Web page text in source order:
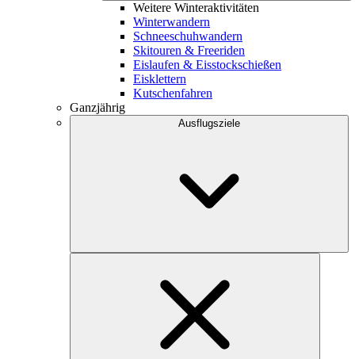
Weitere Winteraktivitäten
Winterwandern
Schneeschuhwandern
Skitouren & Freeriden
Eislaufen & Eisstockschießen
Eisklettern
Kutschenfahren
Ganzjährig
Ausflugsziele